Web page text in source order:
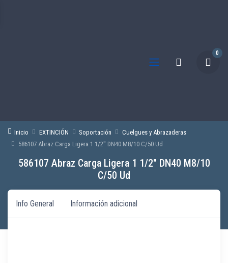
0
Inicio EXTINCIÓN Soportación
Cuelgues y Abrazaderas
586107 Abraz Carga Ligera 1 1/2″ DN40 M8/10 C/50 Ud
586107 Abraz Carga Ligera 1 1/2″ DN40 M8/10
C/50 Ud
Info General Información adicional